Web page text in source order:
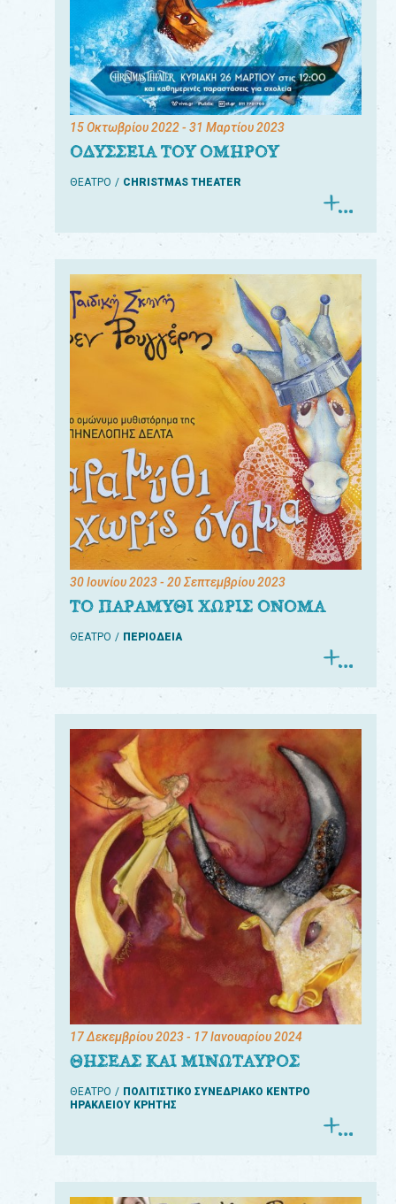
15 Οκτωβρίου 2022- 31 Μαρτίου 2023
ΟΔΥΣΣΕΙΑ ΤΟΥ ΟΜΗΡΟΥ
ΘΕΑΤΡΟ CHRISTMAS THEATER
30 Ιουνίου 2023- 20 Σεπτεμβρίου 2023
ΤΟ ΠΑΡΑΜΥΘΙ ΧΩΡΙΣ ΟΝΟΜΑ
ΘΕΑΤΡΟ ΠΕΡΙΟΔΕΙΑ
17 Δεκεμβρίου 2023- 17 Ιανουαρίου 2024
ΘΗΣΕΑΣ ΚΑΙ ΜΙΝΩΤΑΥΡΟΣ
ΘΕΑΤΡΟ
ΠΟΛΙΤΙΣΤΙΚΟ ΣΥΝΕΔΡΙΑΚΟ ΚΕΝΤΡΟ
ΗΡΑΚΛΕΙΟΥ ΚΡΗΤΗΣ